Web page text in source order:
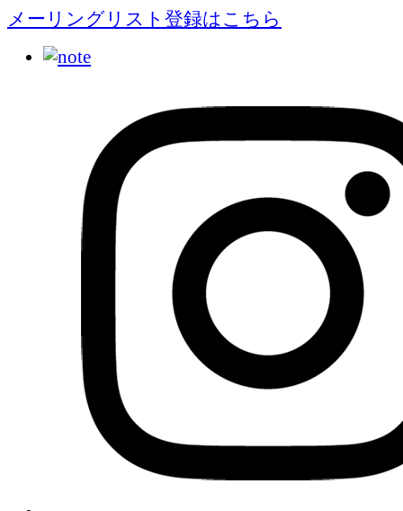
メーリングリスト登録はこちら